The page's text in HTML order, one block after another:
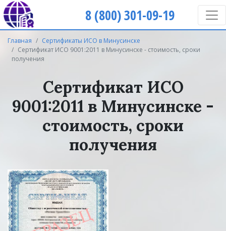
8 (800) 301-09-19
Главная
Сертификаты ИСО в Минусинске
Сертификат ИСО 9001:2011 в Минусинске - стоимость, сроки
получения
Сертификат ИСО
9001:2011 в Минусинске -
стоимость, сроки
получения